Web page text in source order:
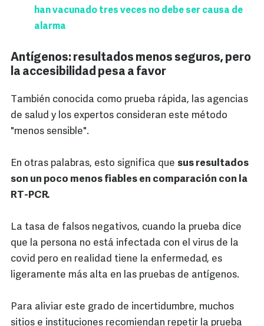
han vacunado tres veces no debe ser causa de
alarma
Antígenos: resultados menos seguros, pero
la accesibilidad pesa a favor
También conocida como prueba rápida, las agencias
de salud y los expertos consideran este método
"menos sensible".
En otras palabras, esto significa que sus resultados
son un poco menos fiables en comparación con la
RT-PCR.
La tasa de falsos negativos, cuando la prueba dice
que la persona no está infectada con el virus de la
covid pero en realidad tiene la enfermedad, es
ligeramente más alta en las pruebas de antígenos.
Para aliviar este grado de incertidumbre, muchos
sitios e instituciones recomiendan repetir la prueba